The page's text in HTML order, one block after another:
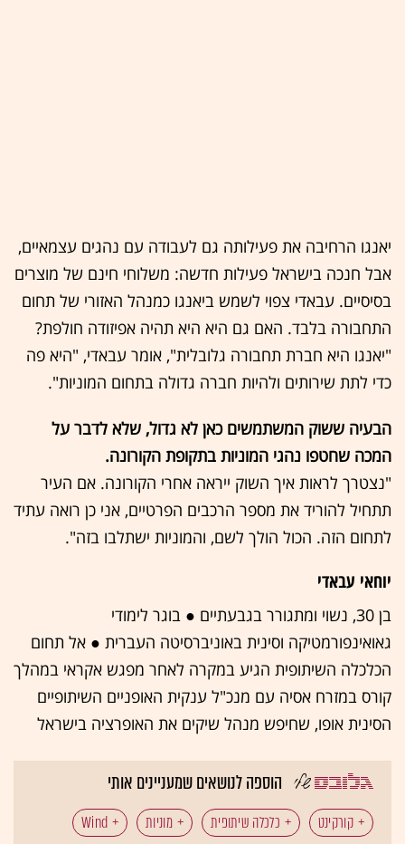
יאנגו הרחיבה את פעילותה גם לעבודה עם נהגים עצמאיים,
אבל חנכה בישראל פעילות חדשה: משלוחי חינם של מוצרים
בסיסיים. עבאדי צפוי לשמש ביאנגו כמנהל האזורי של תחום
התחבורה בלבד. האם גם היא היא תהיה אפיזודה חולפת?
"יאנגו היא חברת תחבורה גלובלית", אומר עבאדי, "היא פה
כדי לתת שירותים ולהיות חברה גדולה בתחום המוניות".
הבעיה ששוק המשתמשים כאן לא גדול, שלא לדבר על
המכה שחטפו נהגי המוניות בתקופת הקורונה.
"נצטרך לראות איך השוק ייראה אחרי הקורונה. אם העיר
תתחיל להוריד את מספר הרכבים הפרטיים, אני כן רואה עתיד
לתחום הזה. הכול הולך לשם, והמוניות ישתלבו בזה".
יוחאי עבאדי
בן 30, נשוי ומתגורר בגבעתיים ● בוגר לימודי
גאואינפורמטיקה וסינית באוניברסיטה העברית ● אל תחום
הכלכלה השיתופית הגיע במקרה לאחר מפגש אקראי במהלך
קורס במזרח אסיה עם מנכ"ל ענקית האופניים השיתופיים
הסינית אופו, שחיפש מנהל שיקים את האופרציה בישראל
הוספה לנושאים שמעניינים אותי
קורקינט כלכלה שיתופית מוניות Wind